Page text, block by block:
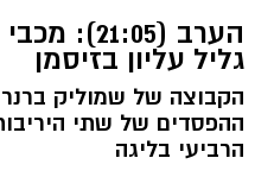
הערב
גליל עליון בזיסמן
הקבוצה של שמוליק
ההפסדים של שתי
הרביעי בליגה